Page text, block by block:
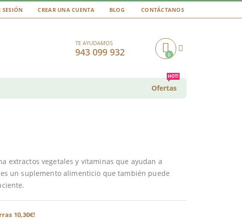
CREAR UNA CUENTA BLOG CONTÁCTANOS
TE AYUDAMOS
943 099 932 Cart0
Ofertas
HOT!
extractos vegetales y vitaminas que ayudan a
es un suplemento alimenticio que también puede
10,30€!